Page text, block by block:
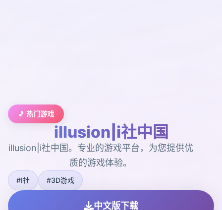
🎵 热门游戏
illusion|i社中国
illusion|i社中国。专业的游戏平台，为您提供优
质的游戏体验。
#I社 #3D游戏
中文版下载